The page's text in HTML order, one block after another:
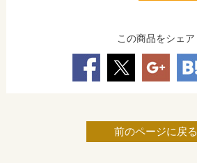
この商品をシェア
前のページに戻る